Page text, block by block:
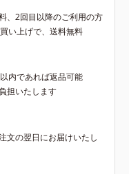
、2回目以降のご利用の方
い上げで、送料無料
内であれば返品可能
担いたします
文の翌日にお届けいたし